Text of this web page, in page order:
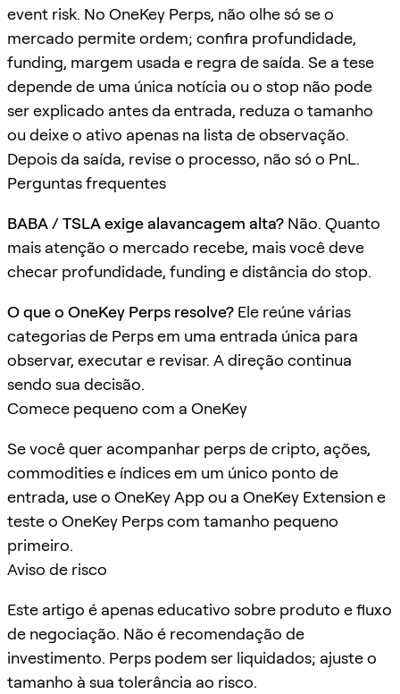
event risk. No OneKey Perps, não olhe só se o
mercado permite ordem; confira profundidade,
funding, margem usada e regra de saída. Se a tese
depende de uma única notícia ou o stop não pode
ser explicado antes da entrada, reduza o tamanho
ou deixe o ativo apenas na lista de observação.
Depois da saída, revise o processo, não só o PnL.
Perguntas frequentes
BABA / TSLA exige alavancagem alta? Não. Quanto
mais atenção o mercado recebe, mais você deve
checar profundidade, funding e distância do stop.
O que o OneKey Perps resolve? Ele reúne várias
categorias de Perps em uma entrada única para
observar, executar e revisar. A direção continua
sendo sua decisão.
Comece pequeno com a OneKey
Se você quer acompanhar perps de cripto, ações,
commodities e índices em um único ponto de
entrada, use o OneKey App ou a OneKey Extension e
teste o OneKey Perps com tamanho pequeno
primeiro.
Aviso de risco
Este artigo é apenas educativo sobre produto e fluxo
de negociação. Não é recomendação de
investimento. Perps podem ser liquidados; ajuste o
tamanho à sua tolerância ao risco.